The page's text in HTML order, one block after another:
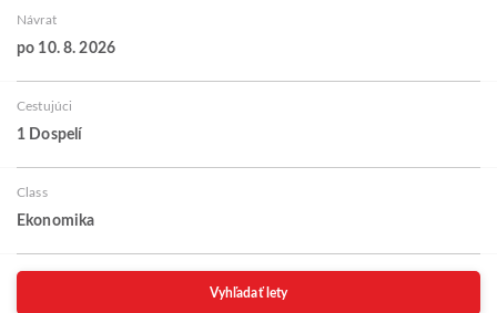
Návrat
po 10. 8. 2026
Cestujúci
1 Dospelí
Class
Ekonomika
Vyhľadať lety